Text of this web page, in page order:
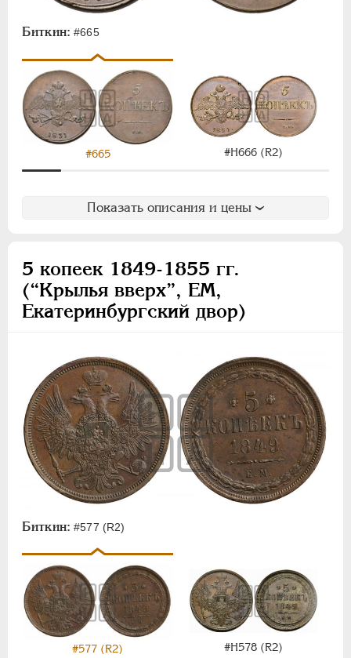
Биткин: #665
#665 #Н666 (R2)
Показать описания и цены
5 копеек 1849-1855 гг.
(“Крылья вверх”, ЕМ,
Екатеринбургский двор)
Биткин: #577 (R2)
#577 (R2) #Н578 (R2)